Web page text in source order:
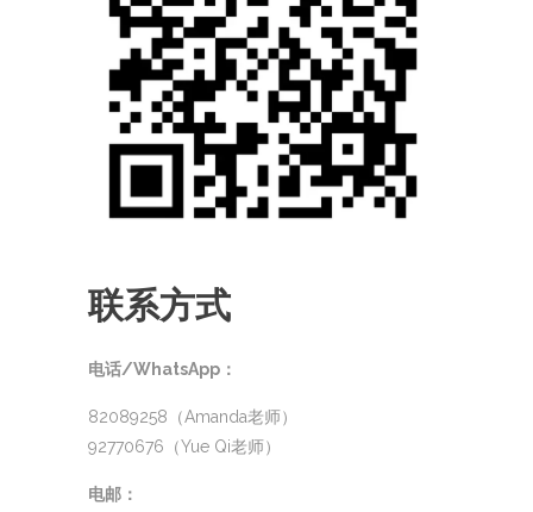
联系方式
电话/WhatsApp：
82089258（Amanda老师）
92770676（Yue Qi老师）
电邮：